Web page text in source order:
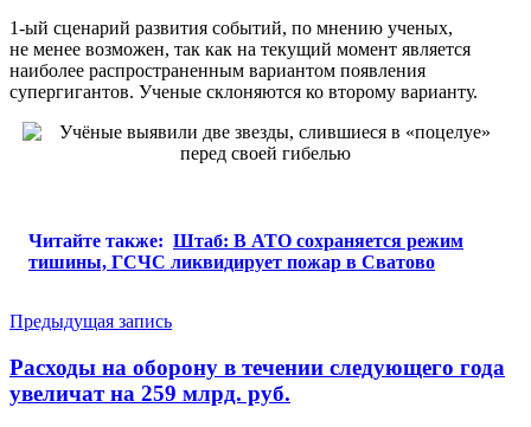
1-ый сценарий развития событий, по мнению ученых,
не менее возможен, так как на текущий момент является
наиболее распространенным вариантом появления
супергигантов. Ученые склоняются ко второму варианту.
Читайте также: Штаб: В АТО сохраняется режим
тишины, ГСЧС ликвидирует пожар в Сватово
Навигация
по
записям
Предыдущая запись
Расходы на оборону в течении следующего года
увеличат на 259 млрд. руб.